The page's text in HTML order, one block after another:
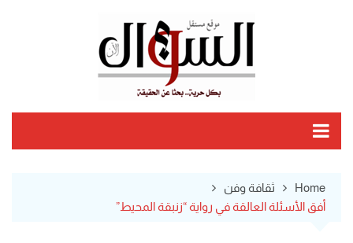
Home
ثقافة وفن
أفق الأسئلة العالقة في رواية “زنبقة المحيط”